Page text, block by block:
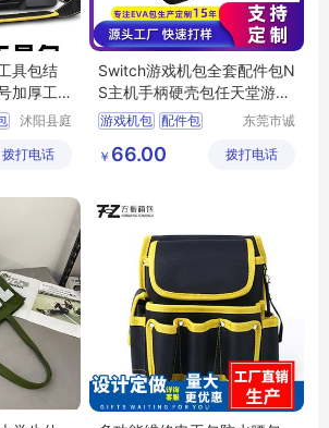
具包结
加厚工
沭阳县庭
商务有限
拨打电话
Switch游戏机包全套配件包N
S主机手柄硬壳包任天堂游戏
机收纳盒
游戏机包 配件包
Switch收纳包
东莞市诚
限公司
￥ 66.00 拨打电话